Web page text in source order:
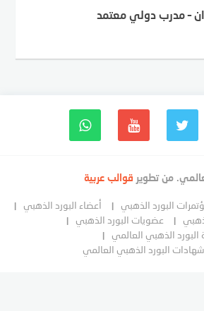
– مدرب دولي معتمد
قوالب عربية
البورد الذهبي
أعضاء البورد الذهبي
عضويات البورد الذهبي
البورد الذهبي العالمي
البورد الذهبي العالمي